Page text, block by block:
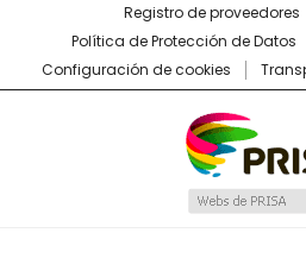
Registro de proveedores
Política de Protección de Datos
Configuración de cookies